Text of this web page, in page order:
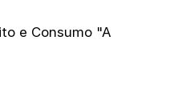
e Consumo "A